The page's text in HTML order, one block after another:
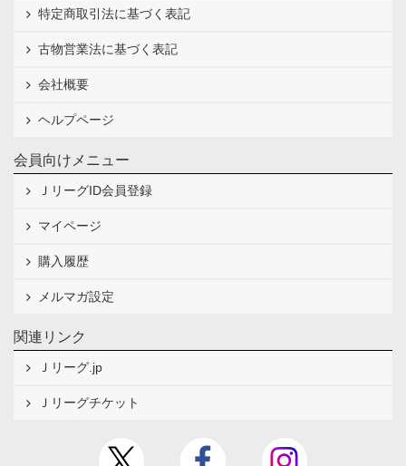
特定商取引法に基づく表記
古物営業法に基づく表記
会社概要
ヘルプページ
会員向けメニュー
ＪリーグID会員登録
マイページ
購入履歴
メルマガ設定
関連リンク
Ｊリーグ.jp
Ｊリーグチケット